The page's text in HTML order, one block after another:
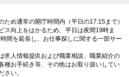
め通常の開庁時間内（平日の17:15まで）
ス向上をはかるため、平日は夜間19時ま
間を延長し、お仕事探しに関する一部サー
求人情報提供および職業相談、職業紹介の
種お手続き等、その他はお取り扱いしてい
さい。